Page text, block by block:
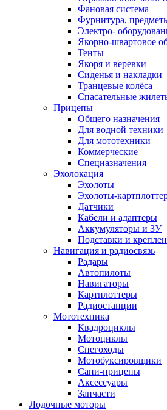
Фановая система
Фурнитура,
Электро-
Якорно-швартовое
Тенты
Якоря и веревки
Сиденья и накладки
Транцевые колёса
Спасательные
Прицепы
Общего назначения
Для водной техники
Для мототехники
Коммерческие
Спецназначения
Эхолокация
Эхолоты
Эхолоты-
Датчики
Кабели и адаптеры
Аккумуляторы и ЗУ
Подставки и
Навигация и радиосвязь
Радары
Автопилоты
Навигаторы
Картплоттеры
Радиостанции
Мототехника
Квадроциклы
Мотоциклы
Снегоходы
Мотобуксировщики
Сани-прицепы
Аксессуары
Запчасти
Лодочные моторы